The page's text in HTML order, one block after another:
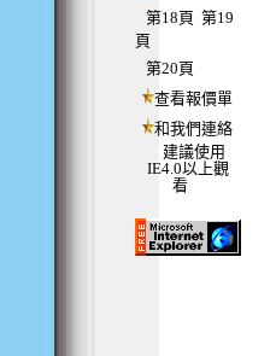
第18頁 第19
頁
第20頁
查看報價單
和我們連絡
建議使用
IE4.0以上觀
看